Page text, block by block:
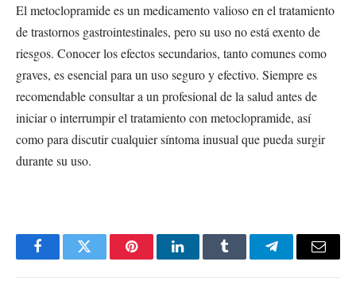
El metoclopramide es un medicamento valioso en el tratamiento
de trastornos gastrointestinales, pero su uso no está exento de
riesgos. Conocer los efectos secundarios, tanto comunes como
graves, es esencial para un uso seguro y efectivo. Siempre es
recomendable consultar a un profesional de la salud antes de
iniciar o interrumpir el tratamiento con metoclopramide, así
como para discutir cualquier síntoma inusual que pueda surgir
durante su uso.
FacebookTwitter PinterestLinkedInTumblr TelegramEmail